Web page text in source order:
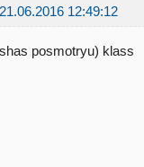
21.06.2016 12:49:12
shas posmotryu) klass